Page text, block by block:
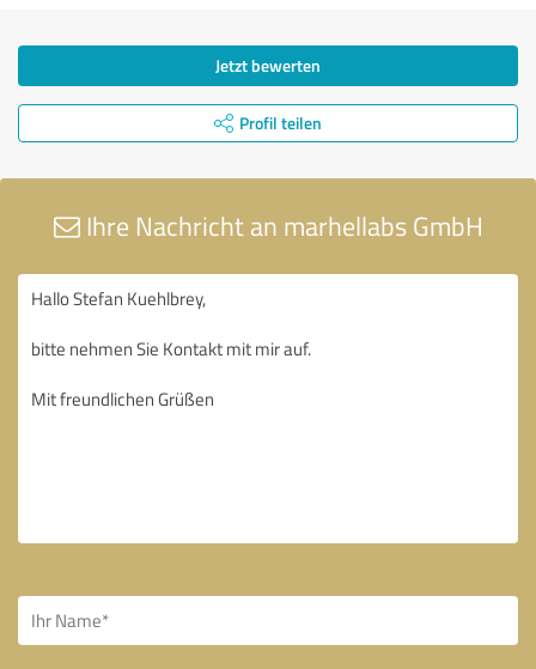
Jetzt bewerten
Profil teilen
Ihre Nachricht an marhellabs GmbH